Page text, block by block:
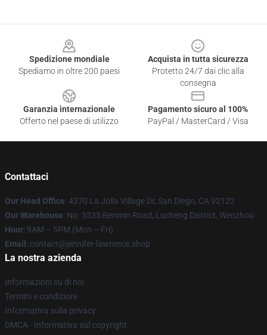
Spedizione mondiale
Spediamo in oltre 200 paesi
Acquista in tutta sicurezza
Protetto 24/7 dai clic alla
consegna
Garanzia internazionale
Offerto nel paese di utilizzo
Pagamento sicuro al 100%
PayPal / MasterCard / Visa
Contattaci
Our Head Office: 4370 La Jolla Village Dr, San Diego, CA 92122
Our Warehouse: No. 3535 Renmin Road, Lucheng District, Wenzhou
Hour: 9AM – 5PM (Mon – Fri)
Email : contact@jennifer-lawrence.shop
La nostra azienda
Informazioni su di noi
Termini e condizioni
Informativa sulla privacy
DMCA - Informativa sul copyright